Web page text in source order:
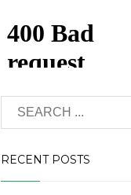
RECENT POSTS